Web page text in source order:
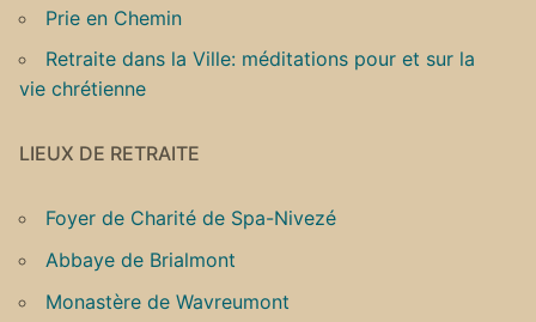
Prie en Chemin
Retraite dans la Ville: méditations pour et sur la
vie chrétienne
LIEUX DE RETRAITE
Foyer de Charité de Spa-Nivezé
Abbaye de Brialmont
Monastère de Wavreumont